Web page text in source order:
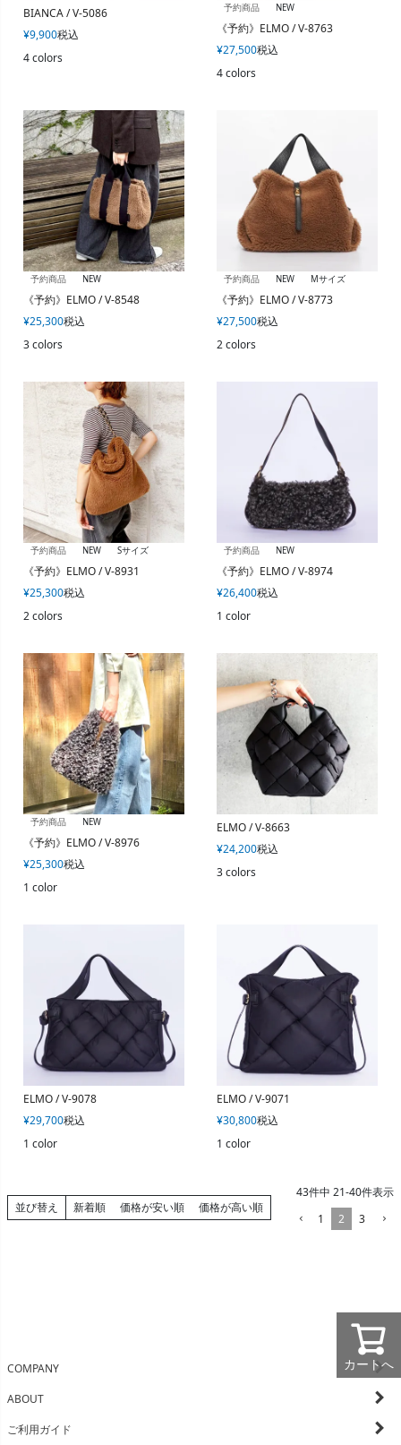
BIANCA / V-5086
¥9,900税込
4 colors
予約商品 NEW
《予約》ELMO / V-8763
¥27,500税込
4 colors
予約商品 NEW
《予約》ELMO / V-8548
¥25,300税込
3 colors
予約商品 NEW Mサイズ
《予約》ELMO / V-8773
¥27,500税込
2 colors
予約商品 NEW Sサイズ
《予約》ELMO / V-8931
¥25,300税込
2 colors
予約商品 NEW
《予約》ELMO / V-8974
¥26,400税込
1 color
予約商品 NEW
《予約》ELMO / V-8976
¥25,300税込
1 color
ELMO / V-8663
¥24,200税込
3 colors
ELMO / V-9078
¥29,700税込
1 color
ELMO / V-9071
¥30,800税込
1 color
並び替え 新着順 価格が安い順 価格が高い順
43件中 21-40件表示
1
2 3
カートへ
COMPANY
ABOUT
ご利用ガイド